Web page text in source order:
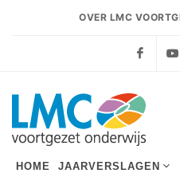
OVER LMC
HOME JAARVERSLAGEN